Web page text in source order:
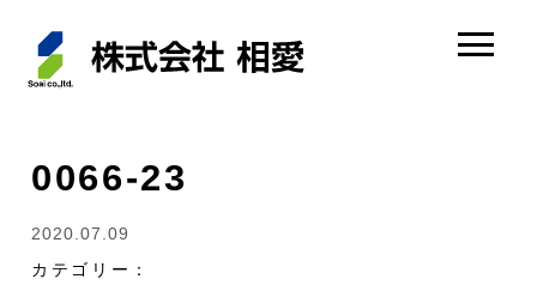
0066-23
2020.07.09
カテゴリー：